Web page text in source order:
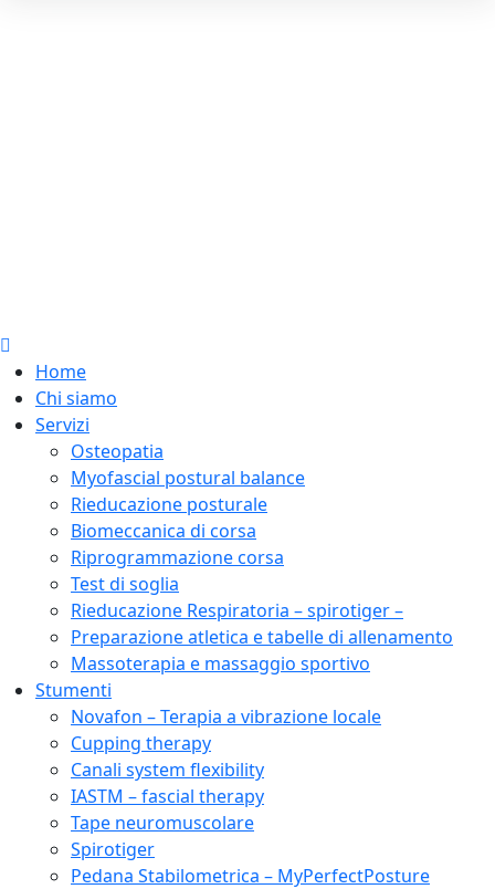
Home
Chi siamo
Servizi
Osteopatia
Myofascial postural balance
Rieducazione posturale
Biomeccanica di corsa
Riprogrammazione corsa
Test di soglia
Rieducazione Respiratoria – spirotiger –
Preparazione atletica e tabelle di allenamento
Massoterapia e massaggio sportivo
Stumenti
Novafon – Terapia a vibrazione locale
Cupping therapy
Canali system flexibility
IASTM – fascial therapy
Tape neuromuscolare
Spirotiger
Pedana Stabilometrica – MyPerfectPosture